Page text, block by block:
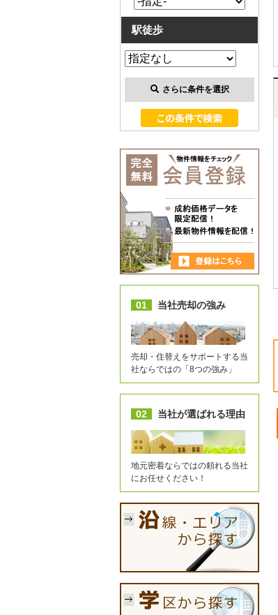
駅徒歩
さらに条件を選択
01 当社売却の強み
売却・住替えをサポートする当
社ならではの「8つの強み」
02 当社が選ばれる理由
地元密着ならではの頼れる当社
にお任せください！